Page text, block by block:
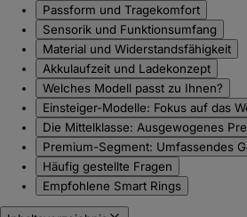
Passform und Tragekomfort
Sensorik und Funktionsumfang
Material und Widerstandsfähigkeit
Akkulaufzeit und Ladekonzept
Welches Modell passt zu Ihnen?
Einsteiger-Modelle: Fokus auf das
Die Mittelklasse: Ausgewogenes
Premium-Segment: Umfassendes
Häufig gestellte Fragen
Empfohlene Smart Rings